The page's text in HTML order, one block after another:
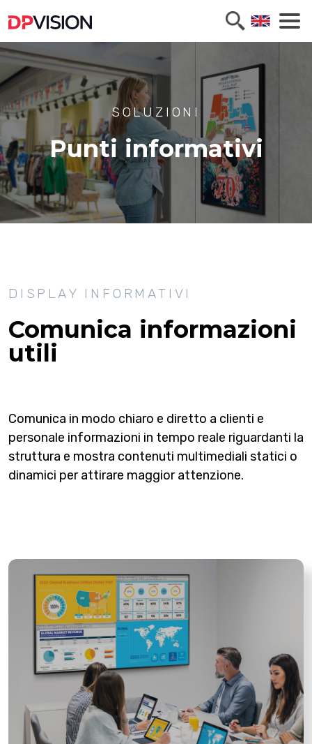
SOLUZIONI
Punti informativi
DISPLAY INFORMATIVI
Comunica informazioni
utili
Comunica in modo chiaro e diretto a clienti e
personale informazioni in tempo reale riguardanti la
struttura e mostra contenuti multimediali statici o
dinamici per attirare maggior attenzione.